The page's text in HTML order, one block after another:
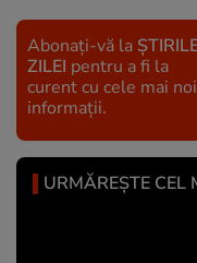
Abonați-vă la
ZILEI pentru a fi la
curent cu cele mai noi
informații.
URMĂREȘTE CEL